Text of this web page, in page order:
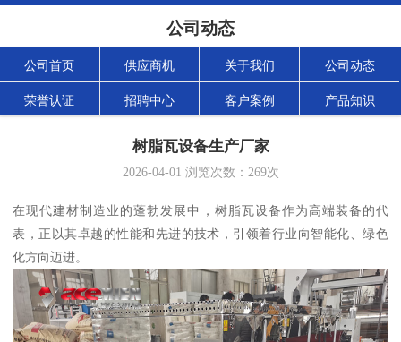
公司动态
公司首页 供应商机 关于我们 公司动态
荣誉认证 招聘中心 客户案例 产品知识
树脂瓦设备生产厂家
2026-04-01 浏览次数： 269次
在现代建材制造业的蓬勃发展中，树脂瓦设备作为高端装备的代
表，正以其卓越的性能和先进的技术，引领着行业向智能化、绿色
化方向迈进。